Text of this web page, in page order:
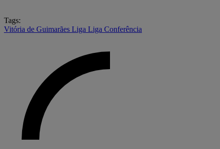
Tags:
Vitória de Guimarães Liga Liga Conferência